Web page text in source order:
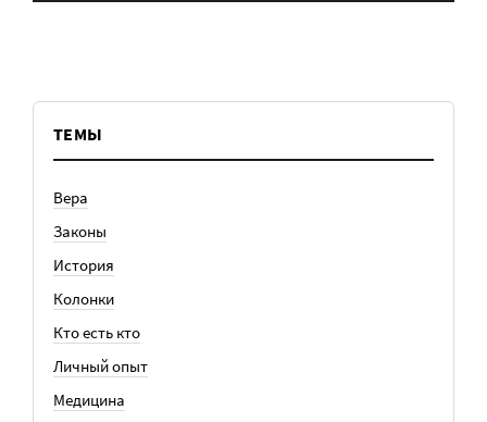
ТЕМЫ
Вера
Законы
История
Колонки
Кто есть кто
Личный опыт
Медицина